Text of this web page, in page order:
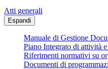
Atti generali
Espandi
Manuale di Gestione
Piano Integrato di attività
Riferimenti normativi su
Documenti di